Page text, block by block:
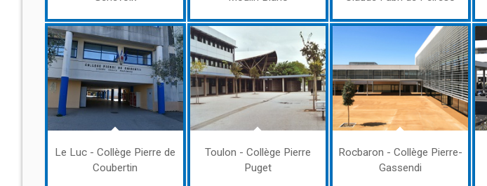
Le Luc - Collège Pierre de
Coubertin
Toulon - Collège Pierre
Puget
Rocbaron - Collège Pierre-
Gassendi